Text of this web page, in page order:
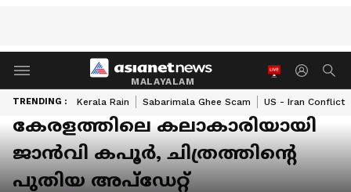
MALAYALAM
TRENDING : Kerala Rain Sabarimala Ghee Scam US - Iran Conflict
കേരളത്തിലെ കലാകാരിയായി
ജാൻവി കപൂര്‍, ചിത്രത്തിന്റെ
പുതിയ അപ്‍ഡേറ്റ്